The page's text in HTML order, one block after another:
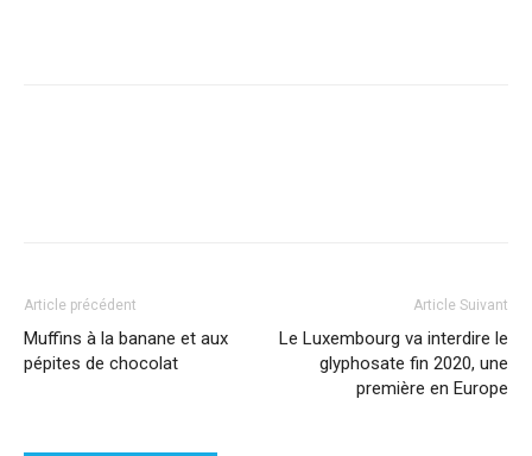
Article précédent
Muffins à la banane et aux
pépites de chocolat
Article Suivant
Le Luxembourg va interdire le
glyphosate fin 2020, une
première en Europe